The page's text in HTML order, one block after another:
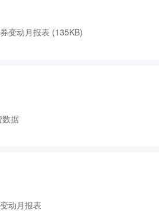
变动月报表 (135KB)
数据
动月报表